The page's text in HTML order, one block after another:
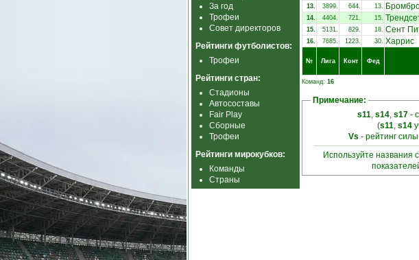
За год
Трофеи
Совет директоров
Рейтинги футболистов:
Трофеи
Рейтинги стран:
Стадионы
Автосоставы
Fair Play
Сборные
Трофеи
Рейтинги мирокубков:
Команды
Страны
13.
3899. 644. 13.
14.
4404. 721. 15.
15.
5131. 829. 18. Сент
16.
7685. 1223. 30. Харрис
№ Лига Конт Фед
Команд: 16
Примечание:
s11, s14, s17-
(s11, s14
Vs - рейтинг
Используйте названия